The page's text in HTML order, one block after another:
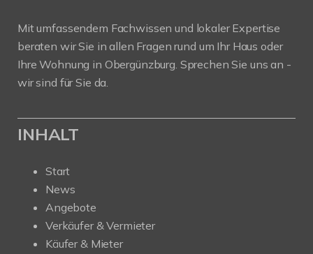
Mit umfassendem Fachwissen und lokaler Expertise
beraten wir Sie in allen Fragen rund um Ihr Haus oder
Ihre Wohnung in Obergünzburg. Sprechen Sie uns an -
wir sind für Sie da.
INHALT
Start
News
Angebote
Verkäufer & Vermieter
Käufer & Mieter